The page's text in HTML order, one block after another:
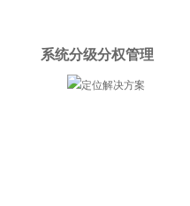
系统分级分权管理